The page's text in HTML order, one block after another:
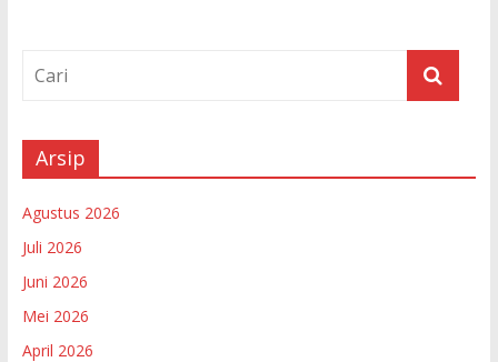
Arsip
Agustus 2026
Juli 2026
Juni 2026
Mei 2026
April 2026